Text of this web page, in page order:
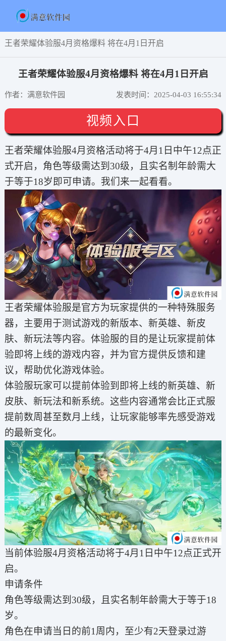
王者荣耀体验服4月资格爆料 将在4月1日开启
王者荣耀体验服4月资格爆料 将在4月1日开启
作者：满意软件园 发表时间：2025-04-03 16:55:34
视频入口
王者荣耀体验服4月资格活动将于4月1日中午12点正
式开启，角色等级需达到30级，且实名制年龄需大
于等于18岁即可申请。我们来一起看看。
王者荣耀体验服是官方为玩家提供的一种特殊服务
器，主要用于测试游戏的新版本、新英雄、新皮
肤、新玩法等内容。体验服的目的是让玩家提前体
验即将上线的游戏内容，并为官方提供反馈和建
议，帮助优化游戏体验。
体验服玩家可以提前体验到即将上线的新英雄、新
皮肤、新玩法和新系统。这些内容通常会比正式服
提前数周甚至数月上线，让玩家能够率先感受游戏
的最新变化。
当前体验服4月资格活动将于4月1日中午12点正式开
启。
申请条件
角色等级需达到30级，且实名制年龄需大于等于18
岁。
角色在申请当日的前1周内，至少有2天登录过游